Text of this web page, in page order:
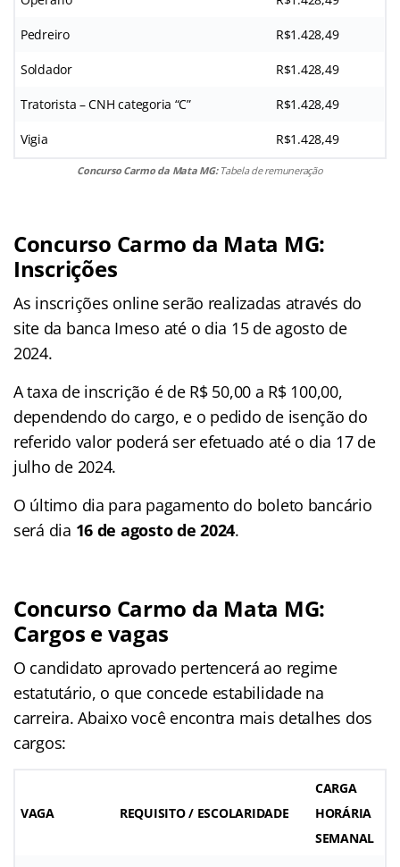
Pedreiro R$1.428,49
Soldador R$1.428,49
Tratorista – CNH categoria “C” R$1.428,49
Vigia R$1.428,49
Concurso Carmo da Mata MG:Tabela de remuneração
Concurso Carmo da Mata MG:
Inscrições
As inscrições online serão realizadas através do
site da banca Imeso até o dia 15 de agosto de
2024.
A taxa de inscrição é de R$ 50,00 a R$ 100,00,
dependendo do cargo, e o pedido de isenção do
referido valor poderá ser efetuado até o dia 17 de
julho de 2024.
O último dia para pagamento do boleto bancário
será dia 16 de agosto de 2024.
Concurso Carmo da Mata MG:
Cargos e vagas
O candidato aprovado pertencerá ao regime
estatutário, o que concede estabilidade na
carreira. Abaixo você encontra mais detalhes dos
cargos:
VAGA REQUISITO / ESCOLARIDADE
CARGA
HORÁRIA
SEMANAL